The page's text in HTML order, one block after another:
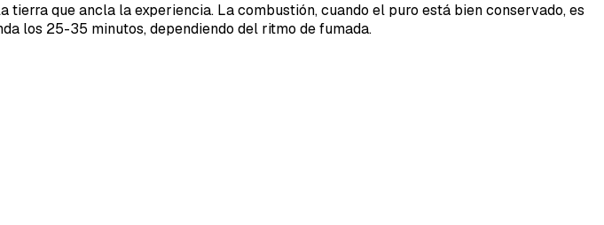
que ancla la experiencia. La combustión, cuando el puro está bien conservado, es
los 25-35 minutos, dependiendo del ritmo de fumada.